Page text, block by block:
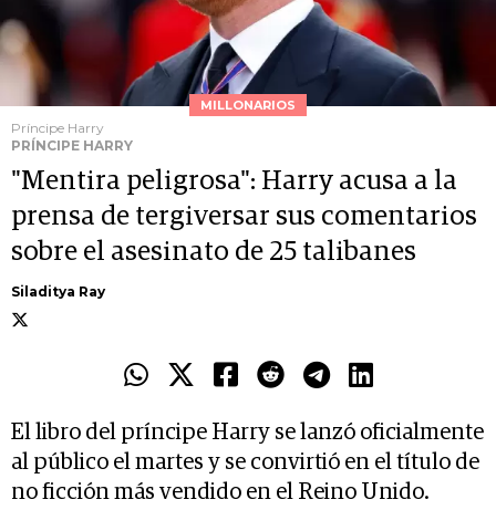
MILLONARIOS
Príncipe Harry
PRÍNCIPE HARRY
"Mentira peligrosa": Harry acusa a la
prensa de tergiversar sus comentarios
sobre el asesinato de 25 talibanes
Siladitya Ray
El libro del príncipe Harry se lanzó oficialmente
al público el martes y se convirtió en el título de
no ficción más vendido en el Reino Unido.